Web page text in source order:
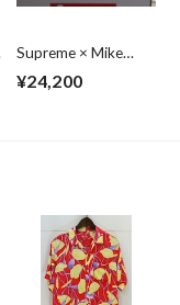
Supreme × Mike
¥24,200